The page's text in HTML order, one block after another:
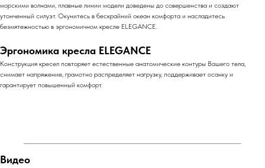
морскими волнами, плавные линии модели доведены до совершенства и создают
утонченный силуэт. Окунитесь в бескрайний океан комфорта и насладитесь
безмятежностью в эргономичном кресле ELEGANCE.
Эргономика кресла ELEGANCE
Конструкция кресел повторяет естественные анатомические контуры Вашего тела,
снимает напряжение, грамотно распределяет нагрузку, поддерживает осанку и
гарантирует повышенный комфорт.
Видео